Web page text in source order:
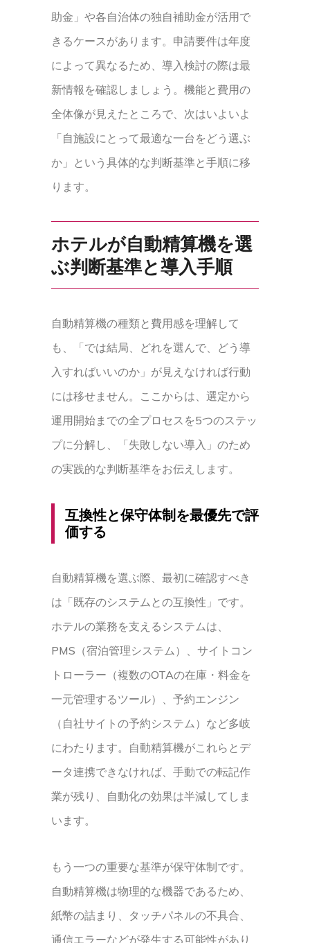
助金」や各自治体の独自補助金が活用で
きるケースがあります。申請要件は年度
によって異なるため、導入検討の際は最
新情報を確認しましょう。機能と費用の
全体像が見えたところで、次はいよいよ
「自施設にとって最適な一台をどう選ぶ
か」という具体的な判断基準と手順に移
ります。
ホテルが自動精算機を選
ぶ判断基準と導入手順
自動精算機の種類と費用感を理解して
も、「では結局、どれを選んで、どう導
入すればいいのか」が見えなければ行動
には移せません。ここからは、選定から
運用開始までの全プロセスを5つのステッ
プに分解し、「失敗しない導入」のため
の実践的な判断基準をお伝えします。
互換性と保守体制を最優先で評
価する
自動精算機を選ぶ際、最初に確認すべき
は「既存のシステムとの互換性」です。
ホテルの業務を支えるシステムは、
PMS（宿泊管理システム）、サイトコン
トローラー（複数のOTAの在庫・料金を
一元管理するツール）、予約エンジン
（自社サイトの予約システム）など多岐
にわたります。自動精算機がこれらとデ
ータ連携できなければ、手動での転記作
業が残り、自動化の効果は半減してしま
います。
もう一つの重要な基準が保守体制です。
自動精算機は物理的な機器であるため、
紙幣の詰まり、タッチパネルの不具合、
通信エラーなどが発生する可能性があり